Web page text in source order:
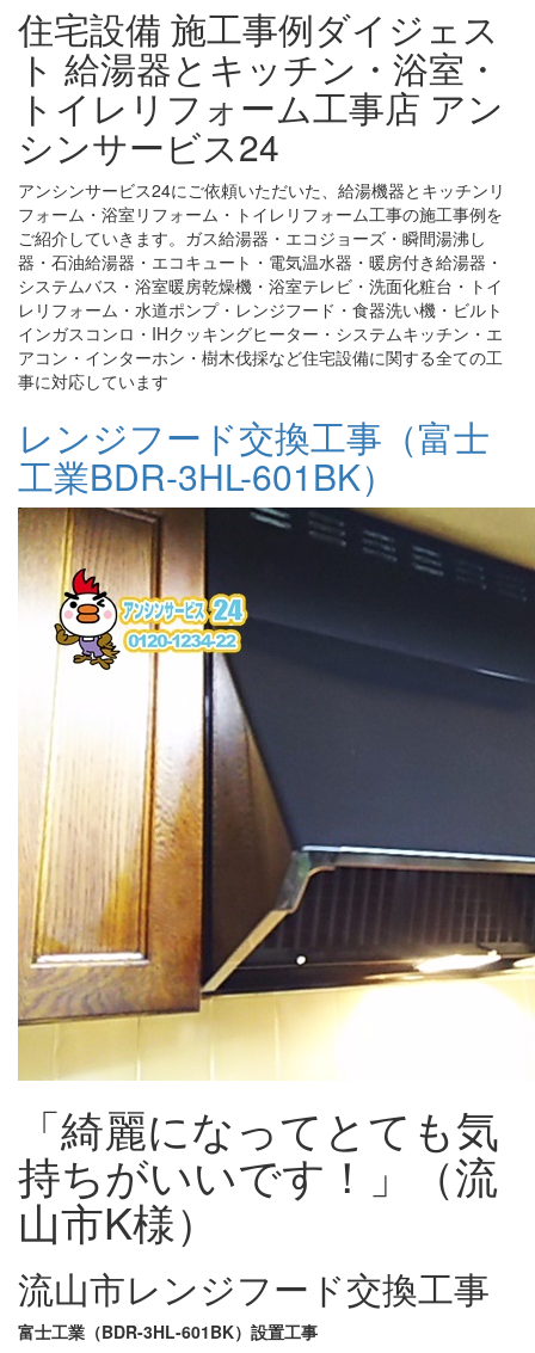
住宅設備 施工事例ダイジェス
ト 給湯器とキッチン・浴室・
トイレリフォーム工事店 アン
シンサービス24
アンシンサービス24にご依頼いただいた、給湯機器とキッチンリ
フォーム・浴室リフォーム・トイレリフォーム工事の施工事例を
ご紹介していきます。ガス給湯器・エコジョーズ・瞬間湯沸し
器・石油給湯器・エコキュート・電気温水器・暖房付き給湯器・
システムバス・浴室暖房乾燥機・浴室テレビ・洗面化粧台・トイ
レリフォーム・水道ポンプ・レンジフード・食器洗い機・ビルト
インガスコンロ・IHクッキングヒーター・システムキッチン・エ
アコン・インターホン・樹木伐採など住宅設備に関する全ての工
事に対応しています
レンジフード交換工事（富士
工業BDR-3HL-601BK）
「綺麗になってとても気
持ちがいいです！」（流
山市K様）
流山市レンジフード交換工事
富士工業（BDR-3HL-601BK）設置工事